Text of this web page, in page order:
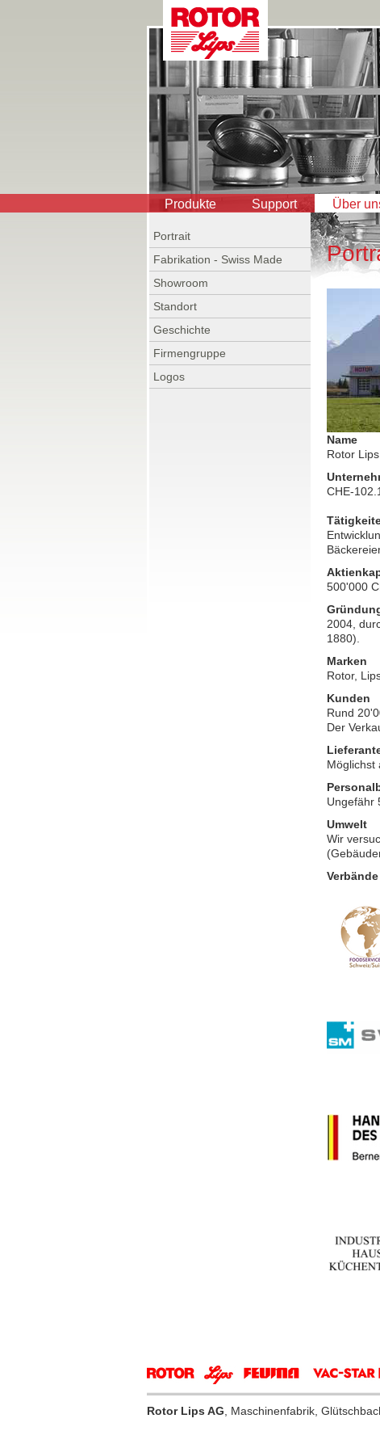
Produkte Support Über
Portrait
Fabrikation - Swiss Made
Showroom
Standort
Geschichte
Firmengruppe
Logos
Name
Rotor
CHE-
500'000
2004,
1880).
Marken
Rotor,
Kunden
Rund
Der
Möglichst
Ungefähr
Umwelt
Wir
Verbände
Rotor Lips AG , Maschinenfabrik,